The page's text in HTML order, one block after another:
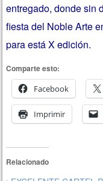
entregado, donde sin
fiesta del Noble Arte
para está X edición.
Comparte esto:
Facebook
Imprimir
Relacionado